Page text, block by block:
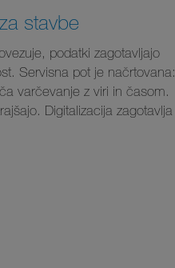
stavbe
podatki zagotavljajo
Servisna pot je načrtovana:
varčevanje z viri in časom.
Digitalizacija zagotavlja